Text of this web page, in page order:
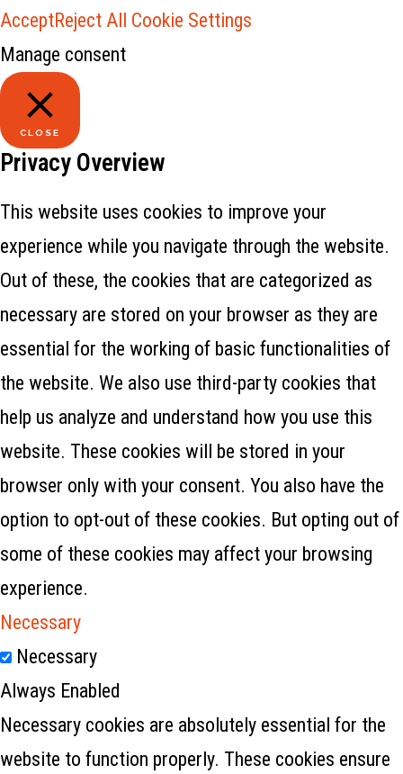
AcceptReject All Cookie Settings
Manage consent
CLOSE
Privacy Overview
This website uses cookies to improve your
experience while you navigate through the website.
Out of these, the cookies that are categorized as
necessary are stored on your browser as they are
essential for the working of basic functionalities of
the website. We also use third-party cookies that
help us analyze and understand how you use this
website. These cookies will be stored in your
browser only with your consent. You also have the
option to opt-out of these cookies. But opting out of
some of these cookies may affect your browsing
experience.
Necessary
Necessary
Always Enabled
Necessary cookies are absolutely essential for the
website to function properly. These cookies ensure